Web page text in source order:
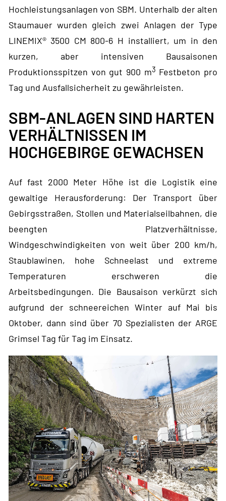
Hochleistungsanlagen von SBM. Unterhalb der alten
Staumauer wurden gleich zwei Anlagen der Type
LINEMIX® 3500 CM 800-6 H installiert, um in den
kurzen, aber intensiven Bausaisonen
Produktionsspitzen von gut 900 m3 Festbeton pro
Tag und Ausfallsicherheit zu gewährleisten.
SBM-ANLAGEN SIND HARTEN
VERHÄLTNISSEN IM
HOCHGEBIRGE GEWACHSEN
Auf fast 2000 Meter Höhe ist die Logistik eine
gewaltige Herausforderung: Der Transport über
Gebirgsstraßen, Stollen und Materialseilbahnen, die
beengten Platzverhältnisse,
Windgeschwindigkeiten von weit über 200 km/h,
Staublawinen, hohe Schneelast und extreme
Temperaturen erschweren die
Arbeitsbedingungen. Die Bausaison verkürzt sich
aufgrund der schneereichen Winter auf Mai bis
Oktober, dann sind über 70 Spezialisten der ARGE
Grimsel Tag für Tag im Einsatz.